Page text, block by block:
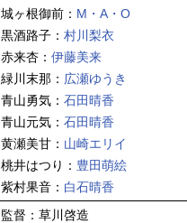
城ヶ根御前： M・A・O
黒酒路子： 村川梨衣
赤来杏： 伊藤美来
緑川末那： 広瀬ゆうき
青山勇気： 石田晴香
青山元気： 石田晴香
黄瀬美甘： 山崎エリイ
桃井はつり： 豊田萌絵
紫村果音： 白石晴香
監督：草川啓造